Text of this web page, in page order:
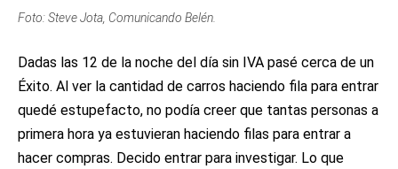
Foto: Steve Jota, Comunicando Belén.
Dadas las 12 de la noche del día sin IVA pasé cerca de un
Éxito. Al ver la cantidad de carros haciendo fila para entrar
quedé estupefacto, no podía creer que tantas personas a
primera hora ya estuvieran haciendo filas para entrar a
hacer compras. Decido entrar para investigar. Lo que